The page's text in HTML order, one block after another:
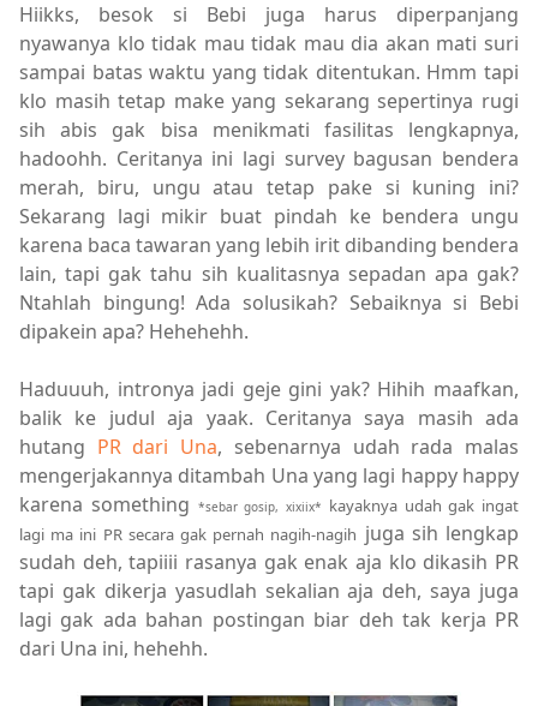
Hiikks, besok si Bebi juga harus diperpanjang
nyawanya klo tidak mau tidak mau dia akan mati suri
sampai batas waktu yang tidak ditentukan. Hmm tapi
klo masih tetap make yang sekarang sepertinya rugi
sih abis gak bisa menikmati fasilitas lengkapnya,
hadoohh. Ceritanya ini lagi survey bagusan bendera
merah, biru, ungu atau tetap pake si kuning ini?
Sekarang lagi mikir buat pindah ke bendera ungu
karena baca tawaran yang lebih irit dibanding bendera
lain, tapi gak tahu sih kualitasnya sepadan apa gak?
Ntahlah bingung! Ada solusikah? Sebaiknya si Bebi
dipakein apa? Hehehehh.
Haduuuh, intronya jadi geje gini yak? Hihih maafkan,
balik ke judul aja yaak. Ceritanya saya masih ada
hutang PR dari Una, sebenarnya udah rada malas
mengerjakannya ditambah Una yang lagi happy happy
karena something *sebar gosip, xixiix* kayaknya udah gak ingat
lagi ma ini PR secara gak pernah nagih-nagih juga sih lengkap
sudah deh, tapiiii rasanya gak enak aja klo dikasih PR
tapi gak dikerja yasudlah sekalian aja deh, saya juga
lagi gak ada bahan postingan biar deh tak kerja PR
dari Una ini, hehehh.